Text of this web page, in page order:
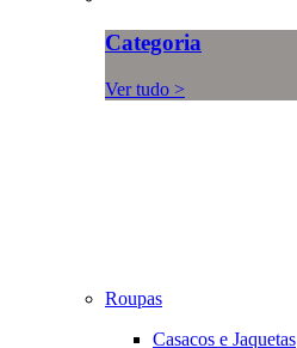
Categoria
Ver tudo >
Roupas
Casacos e Jaquetas